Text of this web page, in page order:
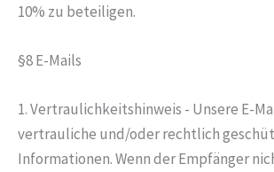
10% zu beteiligen.
§8 E-Mails
1. Vertraulichkeitshinweis - Unsere E-
vertrauliche und/oder rechtlich
Informationen. Wenn der Empfänger